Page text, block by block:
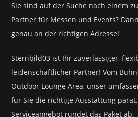
Sie sind auf der Suche nach einem
Partner für Messen und Events?
genau an der richtigen Adresse!
Sternbild03 ist Ihr zuverlässiger,
leidenschaftlicher Partner! Vom
Outdoor Lounge Area, unser
für Sie die richtige Ausstattung parat.
Serviceangebot rundet das Paket ab.